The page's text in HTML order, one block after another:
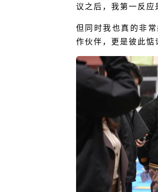
议之后，我第一反
但同时我也真的非
作伙伴，更是彼此惦